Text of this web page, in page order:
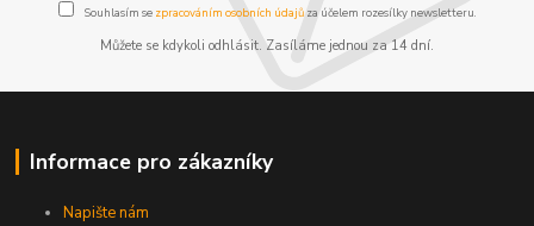
Souhlasím se zpracováním osobních údajůza účelem rozesílky newsletteru.
Můžete se kdykoli odhlásit. Zasíláme jednou za 14 dní.
Informace pro zákazníky
Napište nám